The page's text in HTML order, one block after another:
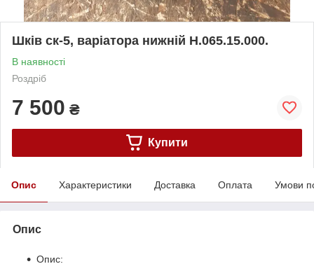
Шків ск-5, варіатора нижній Н.065.15.000.
В наявності
Роздріб
7 500 ₴
Купити
Опис Характеристики Доставка Оплата Умови
Опис
Опис: